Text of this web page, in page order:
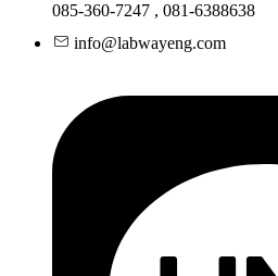
085-360-7247 , 081-6388638
info@labwayeng.com